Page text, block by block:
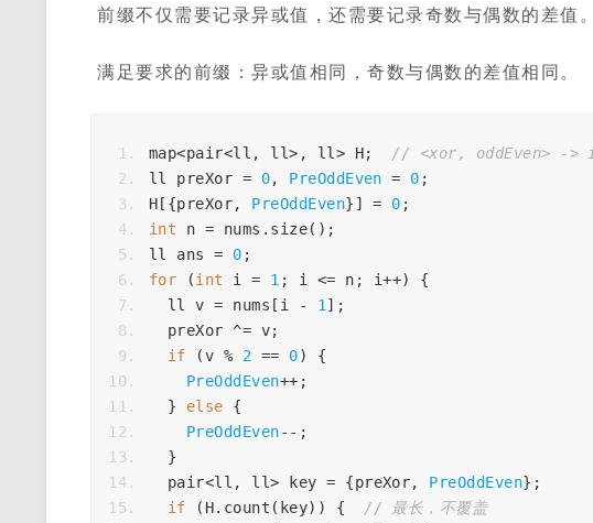
前缀不仅需要记录异或值，还需要记录奇数与偶数的差值。
满足要求的前缀：异或值相同，奇数与偶数的差值相同。
map<pair<ll , ll> , ll > H;
// <xor, oddEven> ->
ll
preXor = 0, PreOddEven = 0 ;
H [{preXor, PreOddEven}] = 0 ;
int
n = nums . size();
ll
ans = 0 ;
for
(int i = 1 ; i <= n ; i++)
{
ll
v = nums [ i - 1 ];
preXor ^= v;
if
(v % 2 == 0)
{
PreOddEven++ ;
}
else
{
PreOddEven-- ;
}
pair<ll , ll> key = {preXor, PreOddEven};
if
( H. count ( key)) {
// 最长，不覆盖